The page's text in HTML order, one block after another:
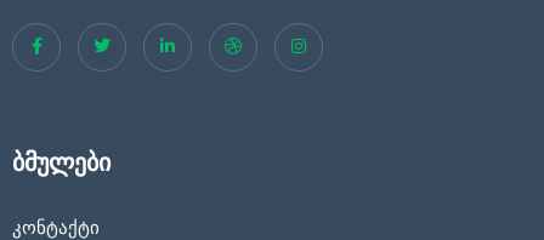
ბმულები
კონტაქტი